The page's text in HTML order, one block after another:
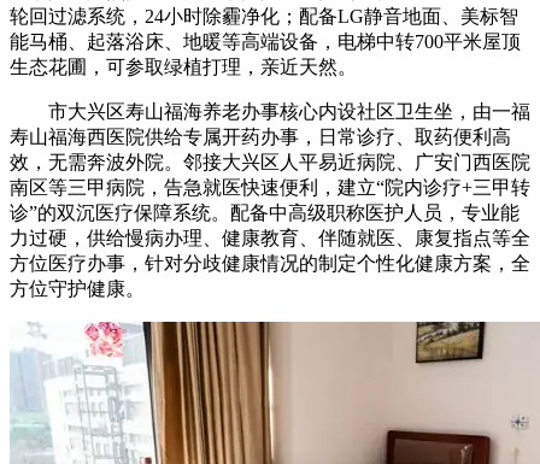
轮回过滤系统，24小时除霾净化；配备LG静音地面、美标智
能马桶、起落浴床、地暖等高端设备，电梯中转700平米屋顶
生态花圃，可参取绿植打理，亲近天然。
市大兴区寿山福海养老办事核心内设社区卫生坐，由一福
寿山福海西医院供给专属开药办事，日常诊疗、取药便利高
效，无需奔波外院。邻接大兴区人平易近病院、广安门西医院
南区等三甲病院，告急就医快速便利，建立“院内诊疗+三甲转
诊”的双沉医疗保障系统。配备中高级职称医护人员，专业能
力过硬，供给慢病办理、健康教育、伴随就医、康复指点等全
方位医疗办事，针对分歧健康情况的制定个性化健康方案，全
方位守护健康。